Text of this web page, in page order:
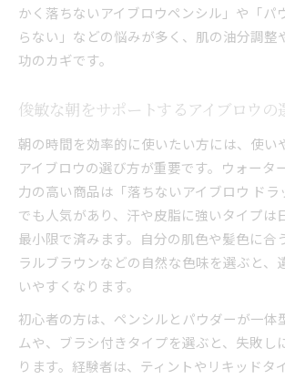
かく落ちないアイブロウペンシル」や「パ
らない」などの悩みが多く、肌の油分調整
功のカギです。
俊敏な朝をサポートするアイブロウの
朝の時間を効率的に使いたい方には、使い
アイブロウの選び方が重要です。ウォータ
力の高い商品は「落ちないアイブロウ ド
でも人気があり、汗や皮脂に強いタイプは
最小限で済みます。自分の肌色や髪色に合
ラルブラウンなどの自然な色味を選ぶと、
いやすくなります。
初心者の方は、ペンシルとパウダーが一体
ムや、ブラシ付きタイプを選ぶと、失敗し
ります。経験者は、ティントやリキッドタ